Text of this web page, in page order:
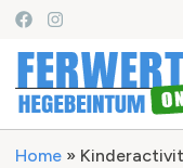
Home »